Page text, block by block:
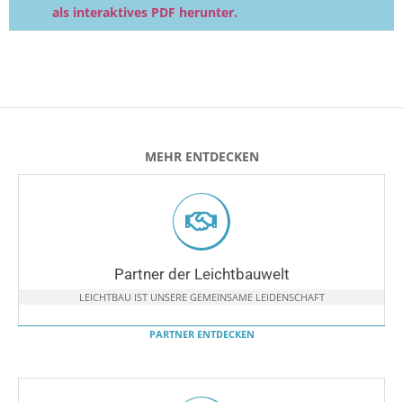
als interaktives PDF herunter.
MEHR ENTDECKEN
Partner der Leichtbauwelt
LEICHTBAU IST UNSERE GEMEINSAME LEIDENSCHAFT
PARTNER ENTDECKEN